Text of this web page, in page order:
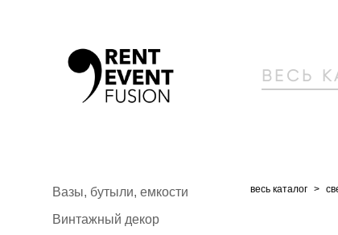
ВЕСЬ
Вазы, бутыли, емкости
Винтажный декор
весь каталог >